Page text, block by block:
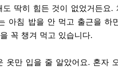
도 딱히 힘든 것이 없었거든요.
아침 밥을 안 먹고 출근을 하
꼭 챙겨 먹고 있습니다.
옷만 입을 줄 알았어요. 혼자